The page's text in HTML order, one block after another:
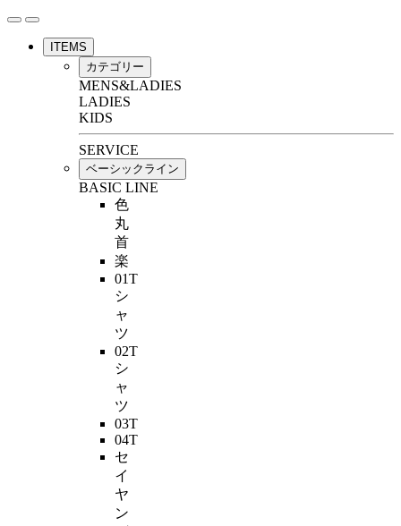
ITEMS
カテゴリー
MENS&LADIES
LADIES
KIDS
SERVICE
ベーシックライン
BASIC LINE
色
丸
首
楽
01T
シ
ャ
ツ
02T
シ
ャ
ツ
03T
04T
セ
イ
ヤ
ン